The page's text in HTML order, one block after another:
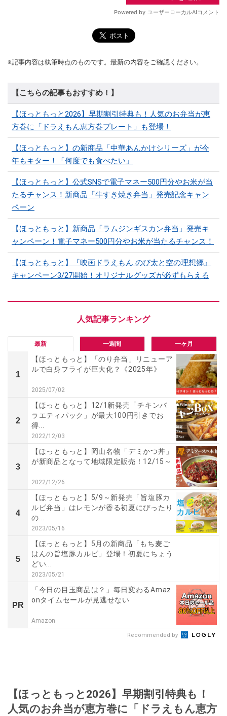
※記事内容は執筆時点のものです。最新の内容をご確認ください。
【こちらの記事もおすすめ！】
【ほっともっと2026】早期割引特典も！人気のお弁当が恵
方巻に「ドラえもん恵方巻プレート」も登場！
【ほっともっと】の新商品「中華あんかけシリーズ」が今
年もキター！「何度でも食べたい」
【ほっともっと】公式SNSで電子マネー500円分やお米が当
たるチャンス！新商品「牛すき焼き弁当」発売記念キャン
ペーン
【ほっともっと】新商品「ラムジンギスカン弁当」発売キ
ャンペーン！電子マネー500円分やお米が当たるチャンス！
【ほっともっと】『映画ドラえもん のび太と空の理想郷』
キャンペーン3/27開始！オリジナルグッズが必ずもらえる
最新 一週間 一ヶ月
1
【ほっともっと】「のり弁当」リニューア
ルで白身フライが巨大化？《2025年》
2025/07/02
2
【ほっともっと】12/1新発売「チキンバ
ラエティパック」が最大100円引きでお
得...
2022/12/03
3
【ほっともっと】岡山名物「デミかつ丼」
が新商品となって地域限定販売！12/15～
2022/12/26
4
【ほっともっと】5/9～新発売「旨塩豚カ
ルビ弁当」はレモンが香る初夏にぴったり
の...
2023/05/16
5
【ほっともっと】5月の新商品「もち麦ご
はんの旨塩豚カルビ」登場！初夏にちょう
どい...
2023/05/21
PR
「今日の目玉商品は？」毎日変わるAmaz
onタイムセールが見逃せない
Amazon
Recommended by
【ほっともっと2026】早期割引特典も！
人気のお弁当が恵方巻に「ドラえもん恵方